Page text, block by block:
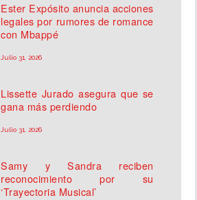
Ester Expósito anuncia acciones
legales por rumores de romance
con Mbappé
Julio 31, 2026
Lissette Jurado asegura que se
gana más perdiendo
Julio 31, 2026
Samy y Sandra reciben
reconocimiento por su
‘Trayectoria Musical’